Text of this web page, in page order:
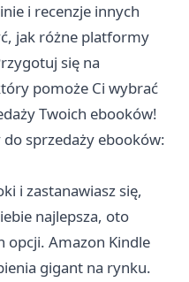
i recenzje innych
jak różne platformy
się na
pomoże Ci wybrać
Twoich ebooków!
sprzedaży ebooków:
i zastanawiasz się,
najlepsza, oto
opcji. Amazon Kindle
gigant na rynku.